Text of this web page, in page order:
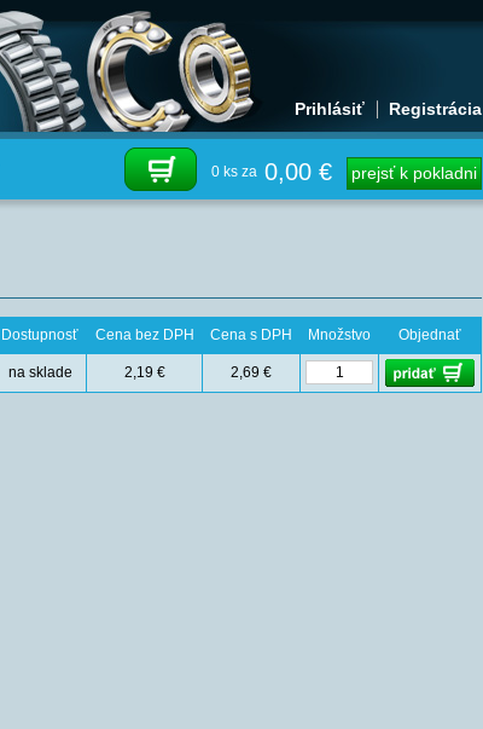
0 ks za 0,00 € prejsť k pokladni
Prihlásiť Registrácia
Dostupnosť Cena bez DPH Cena s DPH Množstvo Objednať
na sklade 2,19 € 2,69 €